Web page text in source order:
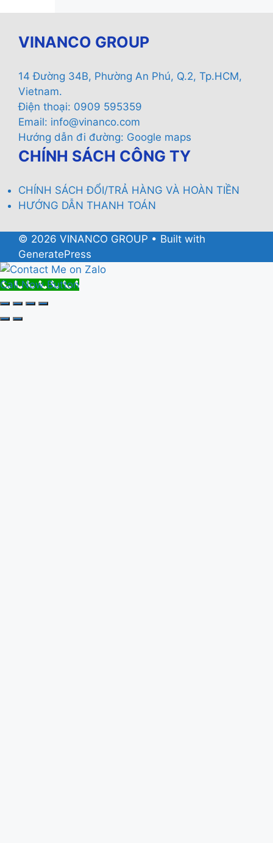
VINANCO GROUP
14 Đường 34B, Phường An Phú, Q.2, Tp.HCM,
Vietnam.
Điện thoại: 0909 595359
Email: info@vinanco.com
Hướng dẫn đi đường: Google maps
CHÍNH SÁCH CÔNG TY
CHÍNH SÁCH ĐỔI/TRẢ HÀNG VÀ HOÀN TIỀN
HƯỚNG DẪN THANH TOÁN
© 2026 VINANCO GROUP • Built with
GeneratePress
Call Now Button